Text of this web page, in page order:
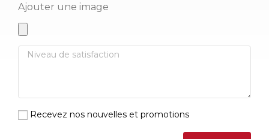
Ajouter une image
Recevez nos nouvelles et promotions